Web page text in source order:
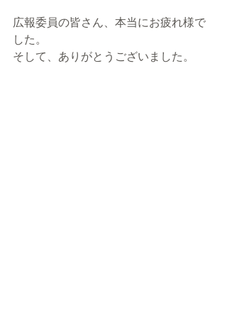
広報委員の皆さん、本当にお疲れ様で
した。
そして、ありがとうございました。